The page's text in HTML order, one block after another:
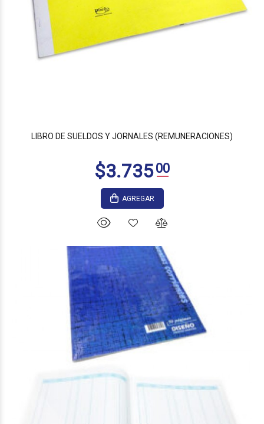
LIBRO DE SUELDOS Y JORNALES (REMUNERACIONES)
AGREGAR
$6.080 00